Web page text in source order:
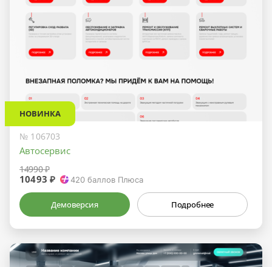
НОВИНКА
№ 106703
Автосервис
14990 ₽
10493 ₽ 420 баллов Плюса
Демоверсия Подробнее